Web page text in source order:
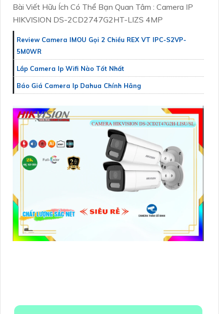
Bài Viết Hữu Ích Có Thể Bạn Quan Tâm : Camera IP
HIKVISION DS-2CD2747G2HT-LIZS 4MP
Review Camera IMOU Gọi 2 Chiều REX VT IPC-S2VP-
5M0WR
Lắp Camera Ip Wifi Nào Tốt Nhất
Báo Giá Camera Ip Dahua Chính Hãng